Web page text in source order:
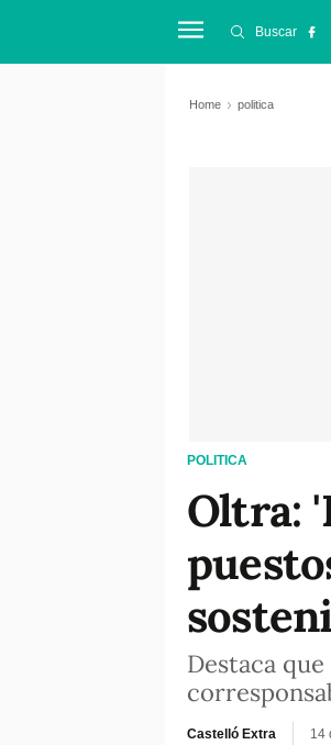
Buscar
Home politica
POLITICA
Oltra:
Destaca
Castelló Extra 14